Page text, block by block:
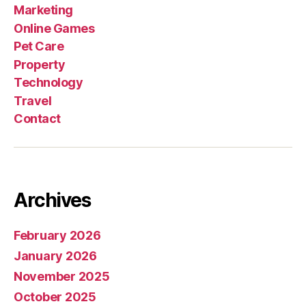
Marketing
Online Games
Pet Care
Property
Technology
Travel
Contact
Archives
February 2026
January 2026
November 2025
October 2025